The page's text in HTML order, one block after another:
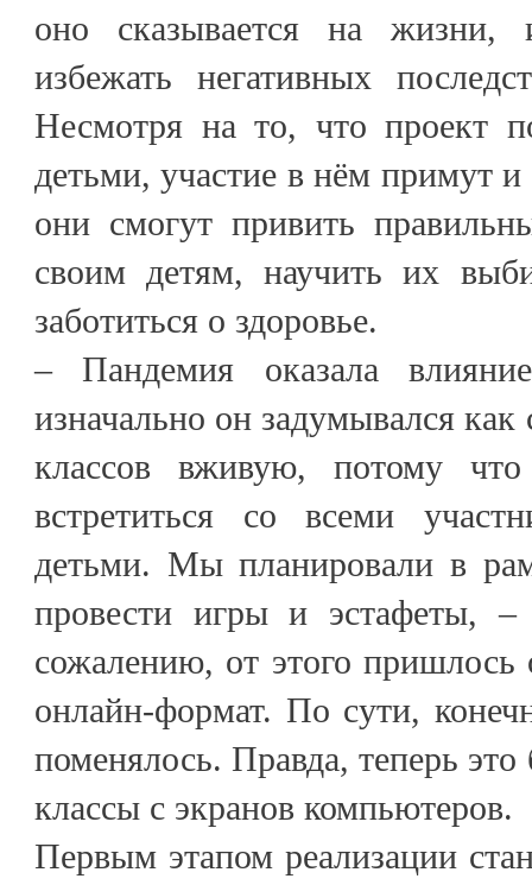
оно сказывается на жизни,
избежать негативных
Несмотря на то, что проект
детьми, участие в нём примут
они смогут привить
своим детям, научить их
заботиться о здоровье.
– Пандемия оказала
изначально он задумывался
классов вживую, потому
встретиться со всеми
детьми. Мы планировали в
провести игры и эстафеты,
сожалению, от этого пришлось
онлайн-формат. По сути,
поменялось. Правда, теперь
классы с экранов компьютеров.
Первым этапом реализации